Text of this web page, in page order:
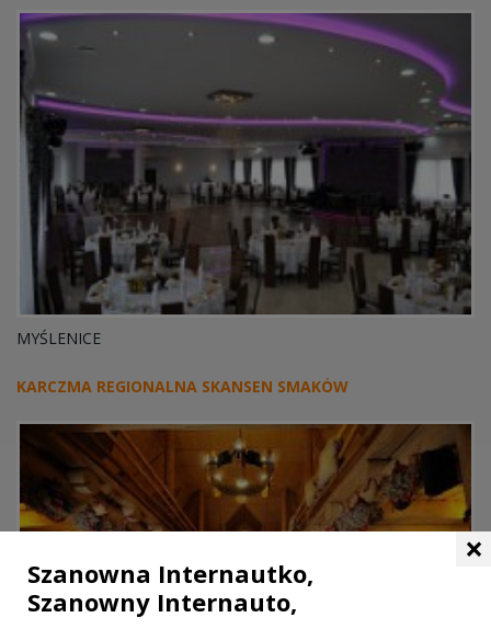
MYŚLENICE
KARCZMA REGIONALNA SKANSEN SMAKÓW
×
Szanowna Internautko,
Szanowny Internauto,